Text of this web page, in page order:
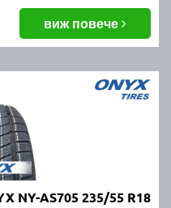
виж повече
NY-AS705 235/55 R18